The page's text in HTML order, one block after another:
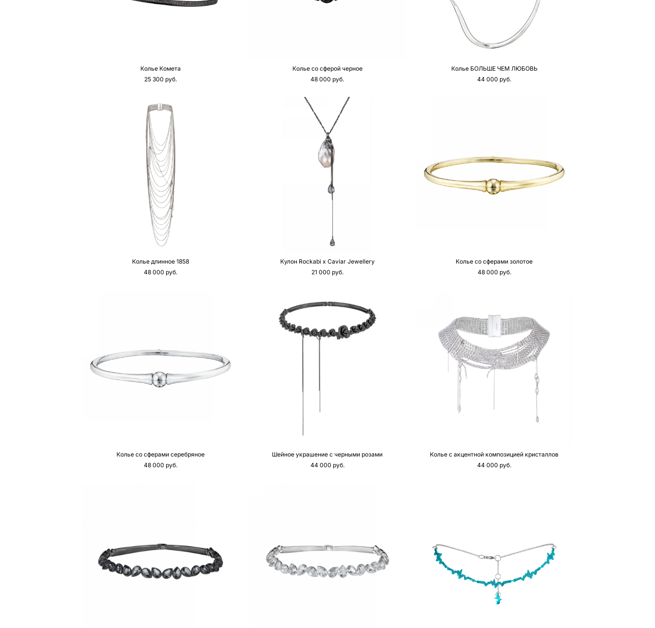
Колье Комета
25 300 pуб.
Колье со сферой черное
48 000 pуб.
Колье БОЛЬШЕ ЧЕМ ЛЮБОВЬ
44 000 pуб.
Колье длинное 1858
48 000 pуб.
Кулон Rockabi x Caviar Jewellery
21 000 pуб.
Колье со сферами золотое
48 000 pуб.
Колье со сферами серебряное
48 000 pуб.
Шейное украшение с черными розами
44 000 pуб.
Колье с акцентной композицией кристаллов
44 000 pуб.